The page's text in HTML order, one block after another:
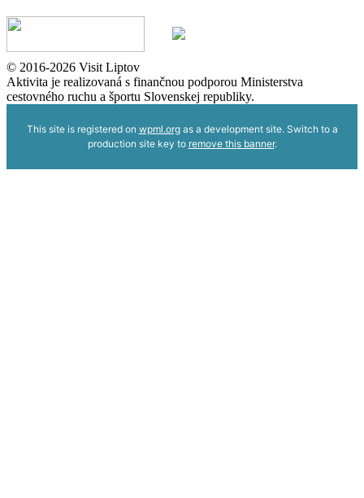
© 2016-2026 Visit Liptov
Aktivita je realizovaná s finančnou podporou Ministerstva
cestovného ruchu a športu Slovenskej republiky.
This site is registered on wpml.orgas a development site. Switch to a
production site key to remove this banner.